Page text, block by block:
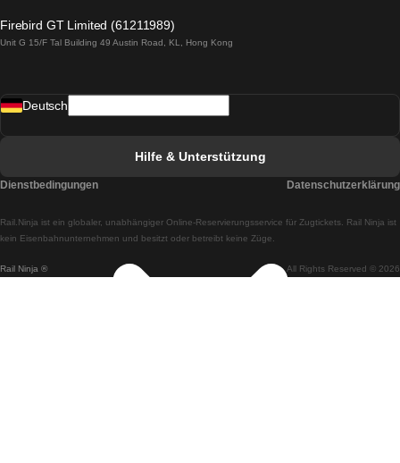
Züge von Lissabon nach Madrid
Züge von Lissabon nach Braga
Züge von Braga nach Lissabon
Firebird GT Limited (61211989)
Unit G 15/F Tal Building 49 Austin Road, KL, Hong Kong
Rail Ninja ® All Rights Reserved © 2026
Rail.Ninja ist ein globaler, unabhängiger Online-Reservierungsservice für Zugtickets. Rail Ninja ist
kein Eisenbahnunternehmen und besitzt oder betreibt keine Züge.
Deutsch
Hilfe & Unterstützung
Dienstbedingungen Datenschutzerklärung